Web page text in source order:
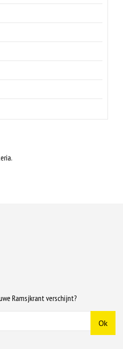
Ramsjkrant verschijnt?